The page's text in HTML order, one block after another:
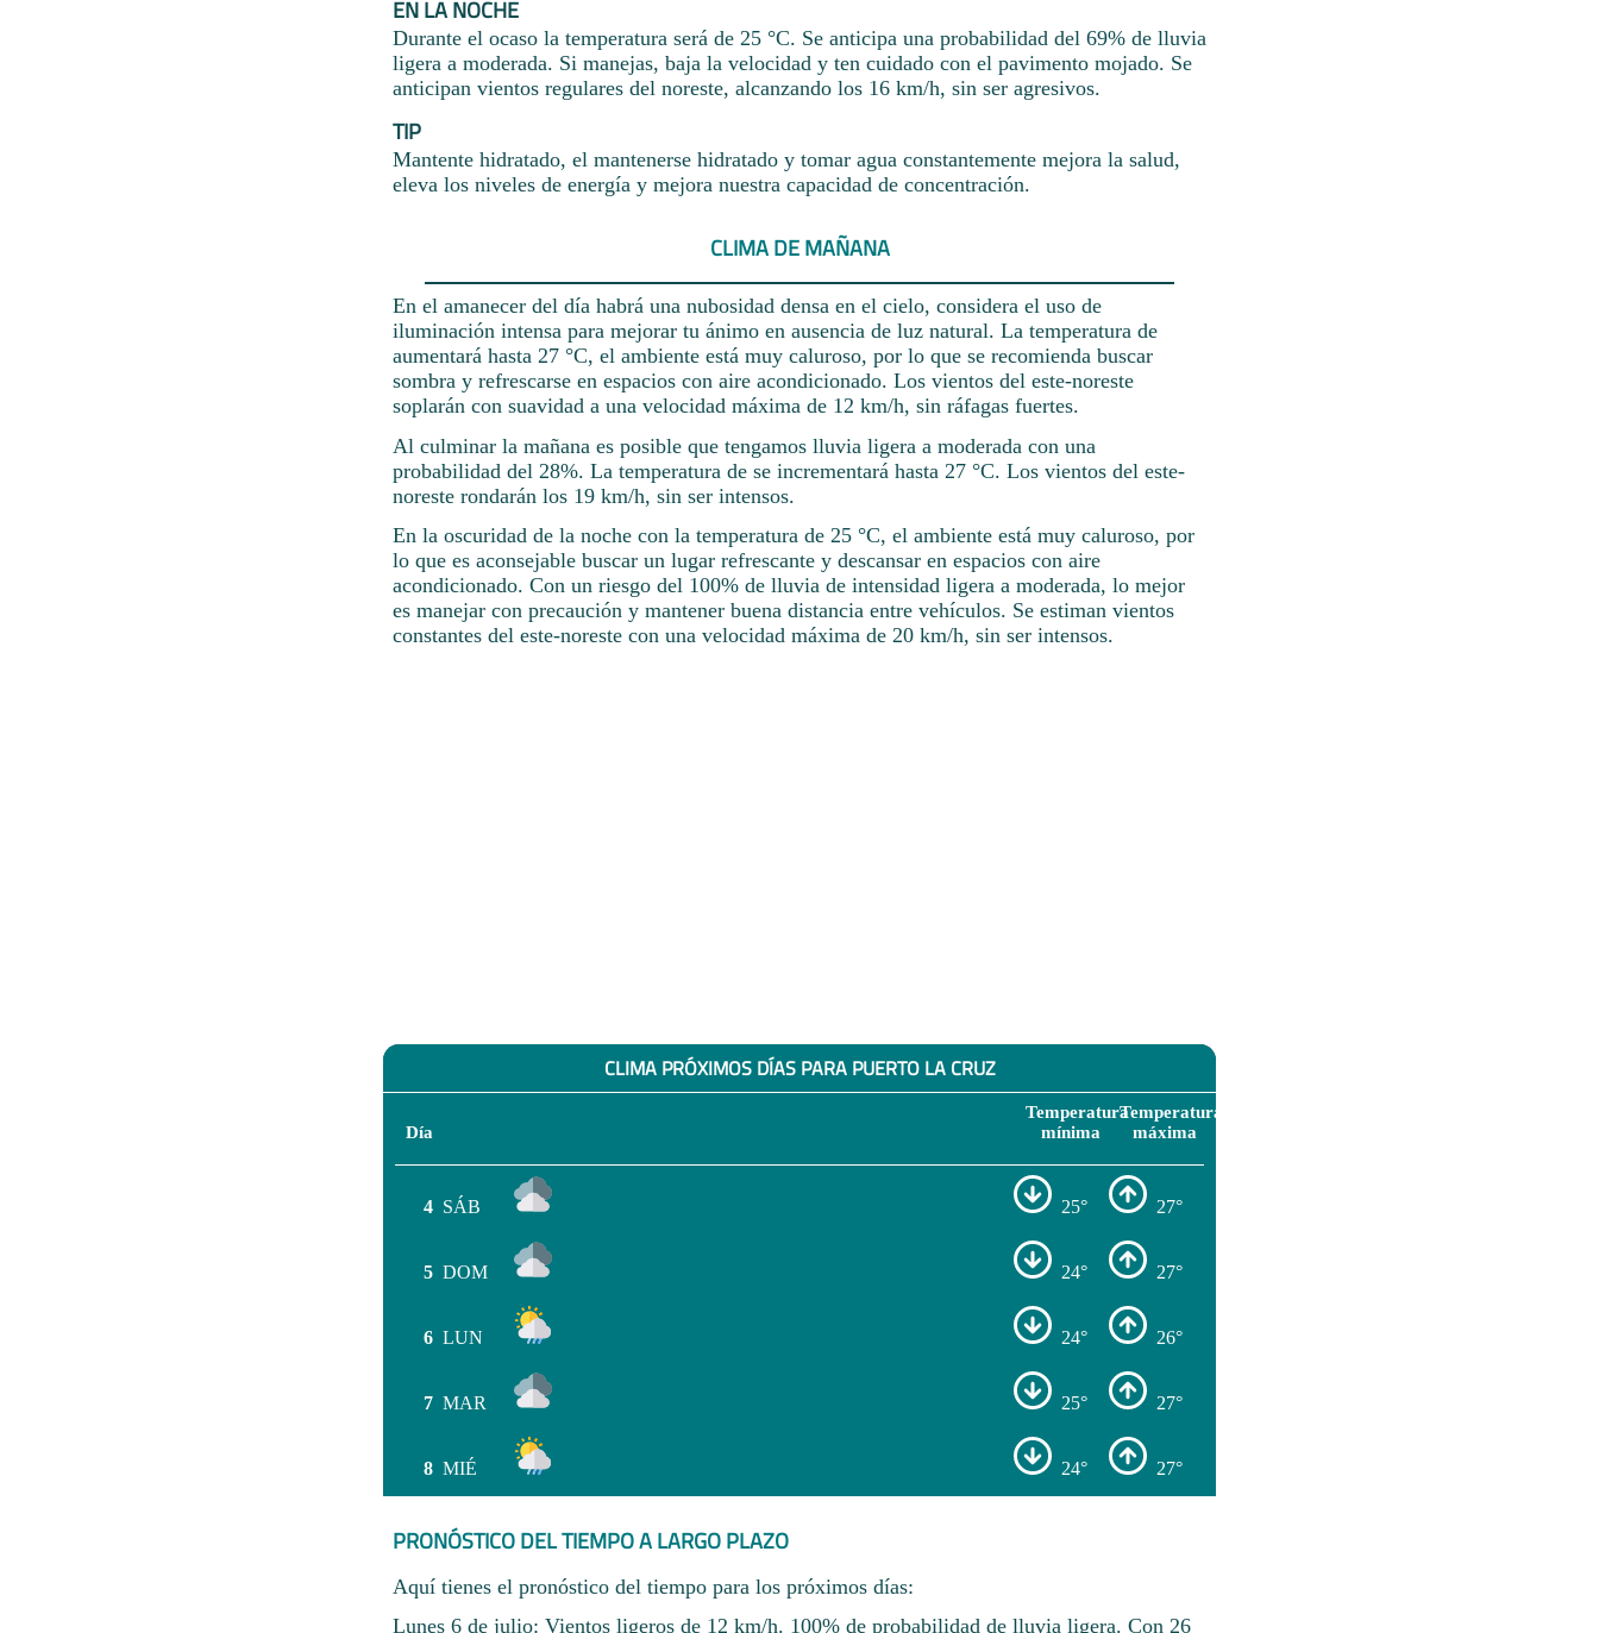
EN LA NOCHE
Durante el ocaso la temperatura será de 25 °C. Se anticipa una probabilidad del 69% de lluvia
ligera a moderada. Si manejas, baja la velocidad y ten cuidado con el pavimento mojado. Se
anticipan vientos regulares del noreste, alcanzando los 16 km/h, sin ser agresivos.
TIP
Mantente hidratado, el mantenerse hidratado y tomar agua constantemente mejora la salud,
eleva los niveles de energía y mejora nuestra capacidad de concentración.
CLIMA DE MAÑANA
En el amanecer del día habrá una nubosidad densa en el cielo, considera el uso de
iluminación intensa para mejorar tu ánimo en ausencia de luz natural. La temperatura de
aumentará hasta 27 °C, el ambiente está muy caluroso, por lo que se recomienda buscar
sombra y refrescarse en espacios con aire acondicionado. Los vientos del este-noreste
soplarán con suavidad a una velocidad máxima de 12 km/h, sin ráfagas fuertes.
Al culminar la mañana es posible que tengamos lluvia ligera a moderada con una
probabilidad del 28%. La temperatura de se incrementará hasta 27 °C. Los vientos del este-
noreste rondarán los 19 km/h, sin ser intensos.
En la oscuridad de la noche con la temperatura de 25 °C, el ambiente está muy caluroso, por
lo que es aconsejable buscar un lugar refrescante y descansar en espacios con aire
acondicionado. Con un riesgo del 100% de lluvia de intensidad ligera a moderada, lo mejor
es manejar con precaución y mantener buena distancia entre vehículos. Se estiman vientos
constantes del este-noreste con una velocidad máxima de 20 km/h, sin ser intensos.
CLIMA PRÓXIMOS DÍAS PARA PUERTO LA CRUZ
Día
Temperatura
mínima
Temperatura
máxima
4 SÁB 25° 27°
5 DOM 24° 27°
6 LUN 24° 26°
7 MAR 25° 27°
8 MIÉ 24° 27°
PRONÓSTICO DEL TIEMPO A LARGO PLAZO
Aquí tienes el pronóstico del tiempo para los próximos días:
Lunes 6 de julio: Vientos ligeros de 12 km/h. 100% de probabilidad de lluvia ligera. Con 26